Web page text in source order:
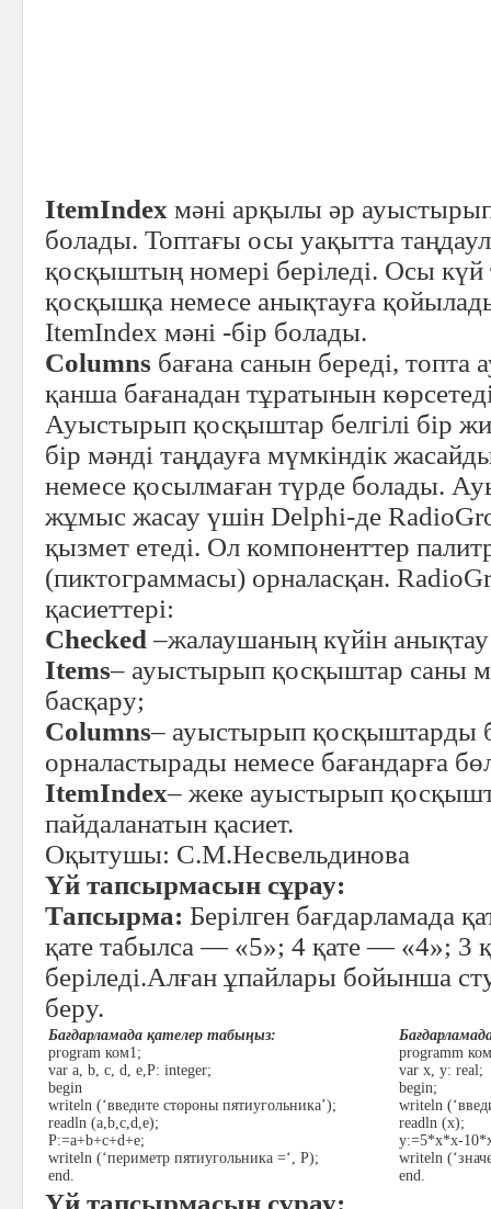
ItemIndex мәні арқылы әр
болады. Топтағы осы уақытта
қосқыштың номері беріледі. Осы
қосқышқа немесе анықтауға
ItemIndex мәні -бір болады.
Columns бағана санын береді,
қанша бағанадан тұратынын
Ауыстырып қосқыштар белгілі бір
бір мәнді таңдауға мүмкіндік
немесе қосылмаған түрде болады.
жұмыс жасау үшін Delphі-де
қызмет етеді. Ол компоненттер
(пиктограммасы) орналасқан.
қасиеттері:
Сhecked –жалаушаның күйін анықтау
Іtems– ауыстырып қосқыштар саны
басқару;
Columns– ауыстырып қосқыштарды
орналастырады немесе бағандарға
ІtemІndex– жеке ауыстырып
пайдаланатын қасиет.
Оқытушы: С.М.Несвельдинова
Үй тапсырмасын сұрау:
Тапсырма: Берілген бағдарламада
қате табылса — «5»; 4 қате — «4»; 3
беріледі.Алған ұпайлары бойынша
беру.
Бағдарламада қателер табыңыз:
program ком1;
var a, b, c, d, e,P: integer;
begin
writeln (‘введите стороны пятиугольника’);
readln (a,b,c,d,e);
P:=a+b+c+d+e;
writeln (‘периметр пятиугольника =‘, P);
end.
programm
var x, y: real;
begin;
writeln
readln (х);
y:=5*х*х-
writeln
end.
Үй тапсырмасын сұрау: